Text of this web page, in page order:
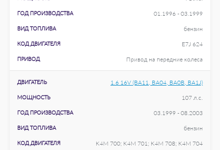
ГОД ПРОИЗВОДСТВА 01.1996 - 03.1999
ВИД ТОПЛИВА бензин
КОД ДВИГАТЕЛЯ E7J 624
ПРИВОД Привод на передние колеса
ДВИГАТЕЛЬ 1.6 16V (BA11, BA04, BA0B, BA1J)
МОЩНОСТЬ 107 л.с.
ГОД ПРОИЗВОДСТВА 03.1999 - 08.2003
ВИД ТОПЛИВА бензин
КОД ДВИГАТЕЛЯ K4M 700; K4M 701; K4M 708; K4M 704